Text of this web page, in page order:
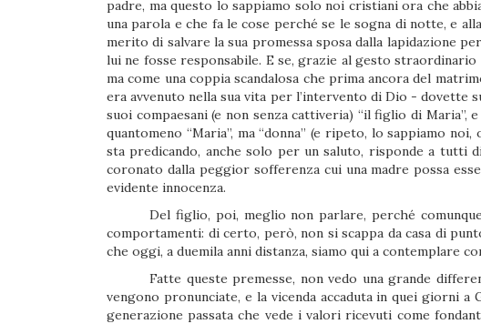
padre, ma questo lo sappiamo solo noi cristiani ora che
una parola e che fa le cose perché se le sogna di notte, e
merito di salvare la sua promessa sposa dalla lapidazione
lui ne fosse responsabile. E se, grazie al gesto
ma come una coppia scandalosa che prima ancora del
era avvenuto nella sua vita per l’intervento di Dio - dovette
suoi compaesani (e non senza cattiveria) “il figlio di Maria”,
quantomeno “Maria”, ma “donna” (e ripeto, lo sappiamo
sta predicando, anche solo per un saluto, risponde a tutti
coronato dalla peggior sofferenza cui una madre possa
evidente innocenza.
Del figlio, poi, meglio non parlare, perché
comportamenti: di certo, però, non si scappa da casa di
che oggi, a duemila anni distanza, siamo qui a contemplare
Fatte queste premesse, non vedo una grande
vengono pronunciate, e la vicenda accaduta in quei giorni
generazione passata che vede i valori ricevuti come